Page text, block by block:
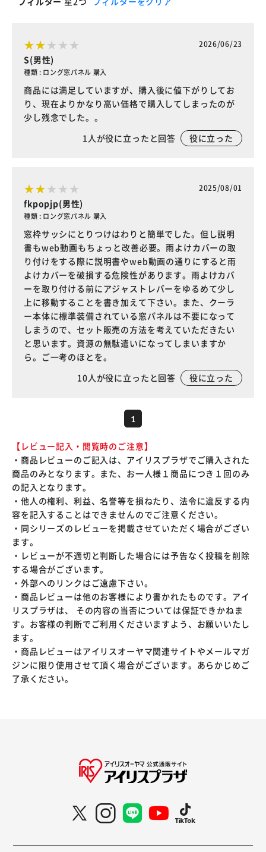
2026/06/23
S(男性)
種類 : ロング窓パネル 購入
商品には満足していますが、購入後に値下がりしてお
り、現在よりかなり高い価格で購入してしまったのが
少し残念でした。。
1人が役に立ったと回答 役に立った
2025/08/01
fkpopjp(男性)
種類 : ロング窓パネル 購入
窓枠サッシにとりつけはわりと簡単でした。但し説明
書もweb動画もちょっと改善必要。雨よけカバーの取
り付けをする際に説明書やweb動画の通りにすると雨
よけカバーを破損する危険性があります。雨よけカバ
ーを取り付ける前にアジャストレバーをゆるめて少し
上に移動することを書き加えて下さい。また、クーラ
ー本体に標準装備されている窓パネルは不要になって
しまうので、セット販売の方法を考えていただきたい
と思います。資源の無駄遣いになってしまいますか
ら。ご一考のほとを。
10人が役に立ったと回答 役に立った
1
【レビュー記入・閲覧時のご注意】
・商品レビューのご記入は、アイリスプラザでご購入された
商品のみとなります。また、お一人様１商品につき１回のみ
の記入となります。
・他人の権利、利益、名誉等を損ねたり、法令に違反する内
容を記入することはできませんのでご注意ください。
・同シリーズのレビューを掲載させていただく場合がござい
ます。
・レビューが不適切と判断した場合には予告なく投稿を削除
する場合がございます。
・外部へのリンクはご遠慮下さい。
・商品レビューは他のお客様により書かれたものです。アイ
リスプラザは、 その内容の当否については保証できかねま
す。お客様の判断でご利用くださいますよう、お願いいたし
ます。
・商品レビューはアイリスオーヤマ関連サイトやメールマガ
ジンに限り使用させて頂く場合がございます。あらかじめご
了承ください。